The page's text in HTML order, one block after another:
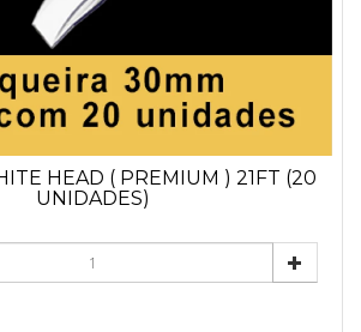
HEAD ( PREMIUM ) 21FT (20
UNIDADES)